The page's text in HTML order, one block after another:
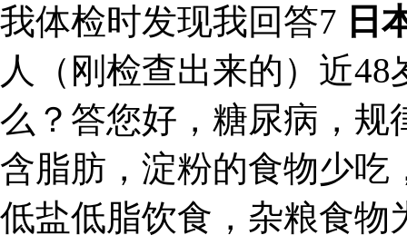
我体检时发现我回答7 日
人（刚检查出来的）近
么？答您好，糖尿病，规
含脂肪，淀粉的食物少吃
低盐低脂饮食，杂粮食物